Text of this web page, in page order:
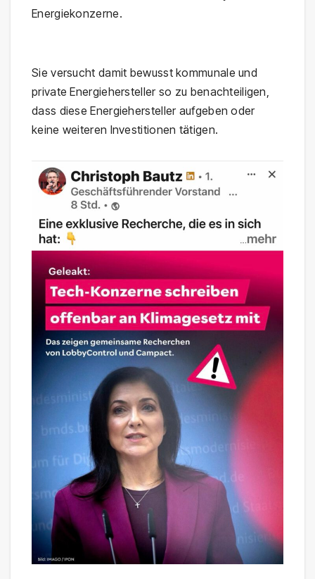
Energiekonzerne.
Sie versucht damit bewusst kommunale und
private Energiehersteller so zu benachteiligen,
dass diese Energiehersteller aufgeben oder
keine weiteren Investitionen tätigen.